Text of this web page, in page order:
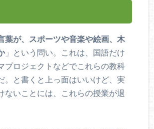
葉が、スポーツや音楽や絵画、木
」という問い。これは、国語だけ
プロジェクトなどでこれらの教科
。と書くと上っ面はいいけど、実
いことには、これらの授業が退